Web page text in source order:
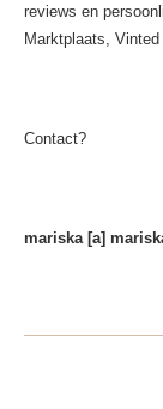
reviews en
Marktplaats,
Contact?
mariska [a]